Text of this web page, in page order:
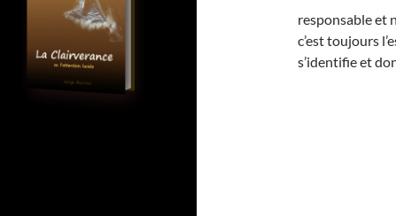
responsable et
c’est toujours
s’identifie et